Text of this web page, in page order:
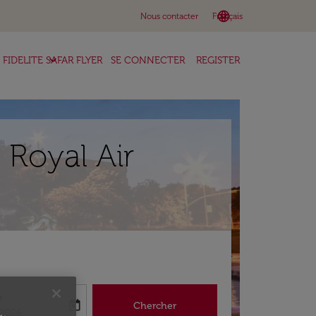
Nous contacter language
Français
keyboard_arrow_down
FIDELITE SAFAR FLYER
keyboard_arrow_down SE CONNECTER REGISTER
Air
return-date-aria-label
today Chercher